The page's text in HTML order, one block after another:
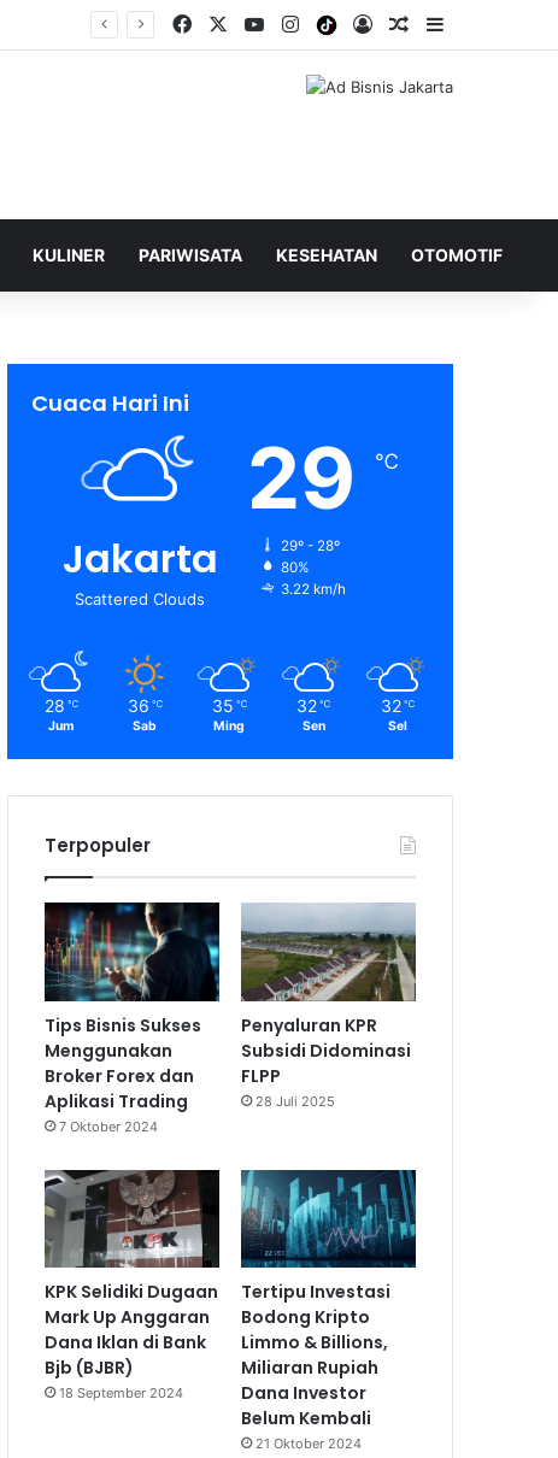
Facebook YouTubeInstagramTiktokLog InShuffle Berita
KULINER PARIWISATA KESEHATAN OTOMOTIF
Cuaca Hari Ini
Jakarta
Scattered Clouds
29 ℃
29º - 28º
80%
3.22 km/h
28 ℃
Jum
36 ℃
Sab
35 ℃
Ming
32 ℃
Sen
32 ℃
Sel
Terpopuler
Tips Bisnis Sukses
Menggunakan
Broker Forex dan
Aplikasi Trading
7 Oktober 2024
Penyaluran KPR
Subsidi Didominasi
FLPP
28 Juli 2025
KPK Selidiki Dugaan
Mark Up Anggaran
Dana Iklan di Bank
Bjb (BJBR)
18 September 2024
Tertipu Investasi
Bodong Kripto
Limmo & Billions,
Miliaran Rupiah
Dana Investor
Belum Kembali
21 Oktober 2024